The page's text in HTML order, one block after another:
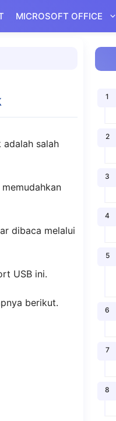
MICROSOFT OFFICE
salah
dibaca melalui
USB ini.
berikut.